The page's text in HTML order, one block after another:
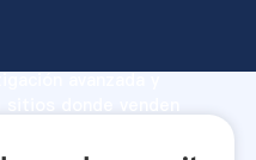
avanzada y